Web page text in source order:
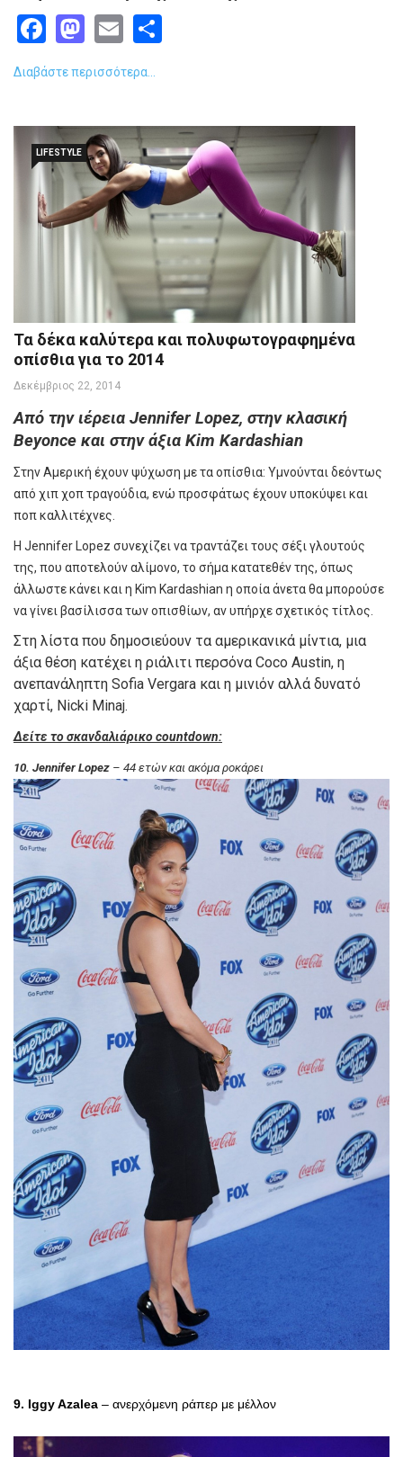
Facebook
Mastodon
Email
Διαβάστε περισσότερα...
LIFESTYLE
Τα δέκα καλύτερα και πολυφωτογραφημένα
οπίσθια για το 2014
Δεκέμβριος 22, 2014
Από την ιέρεια Jennifer Lopez, στην κλασική
Beyonce και στην άξια Kim Kardashian
Στην Αμερική έχουν ψύχωση με τα οπίσθια: Υμνούνται δεόντως
από χιπ χοπ τραγούδια, ενώ προσφάτως έχουν υποκύψει και
ποπ καλλιτέχνες.
Η Jennifer Lopez συνεχίζει να τραντάζει τους σέξι γλουτούς
της, που αποτελούν αλίμονο, το σήμα κατατεθέν της, όπως
άλλωστε κάνει και η Kim Kardashian η οποία άνετα θα μπορούσε
να γίνει βασίλισσα των οπισθίων, αν υπήρχε σχετικός τίτλος.
Στη λίστα που δημοσιεύουν τα αμερικανικά μίντια, μια
άξια θέση κατέχει η ριάλιτι περσόνα Coco Austin, η
ανεπανάληπτη Sofia Vergara και η μινιόν αλλά δυνατό
χαρτί, Nicki Minaj.
Δείτε το σκανδαλιάρικο countdown:
10. Jennifer Lopez – 44 ετών και ακόμα ροκάρει
9. Iggy Azalea – ανερχόμενη ράπερ με μέλλον